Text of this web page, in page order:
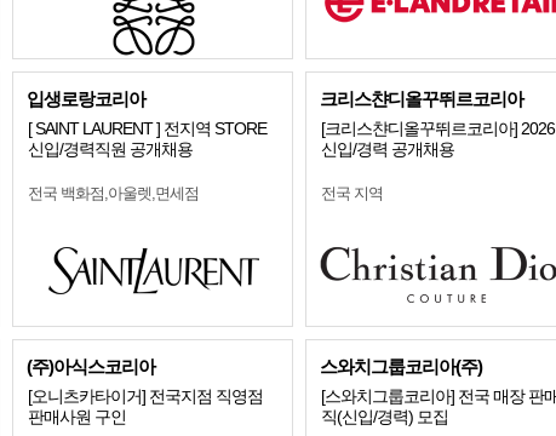
입생로랑코리아
[ SAINT LAURENT ] 전지역 STORE
신입/경력직원 공개채용
전국 백화점,아울렛,면세점
크리스챤디올꾸뛰르코리아
[크리스챤디올꾸뛰르코리아]
신입/경력 공개채용
전국 지역
(주)아식스코리아
[오니츠카타이거] 전국지점 직영점
판매사원 구인
스와치그룹코리아(주)
[스와치그룹코리아] 전국 매장 판
직(신입/경력) 모집